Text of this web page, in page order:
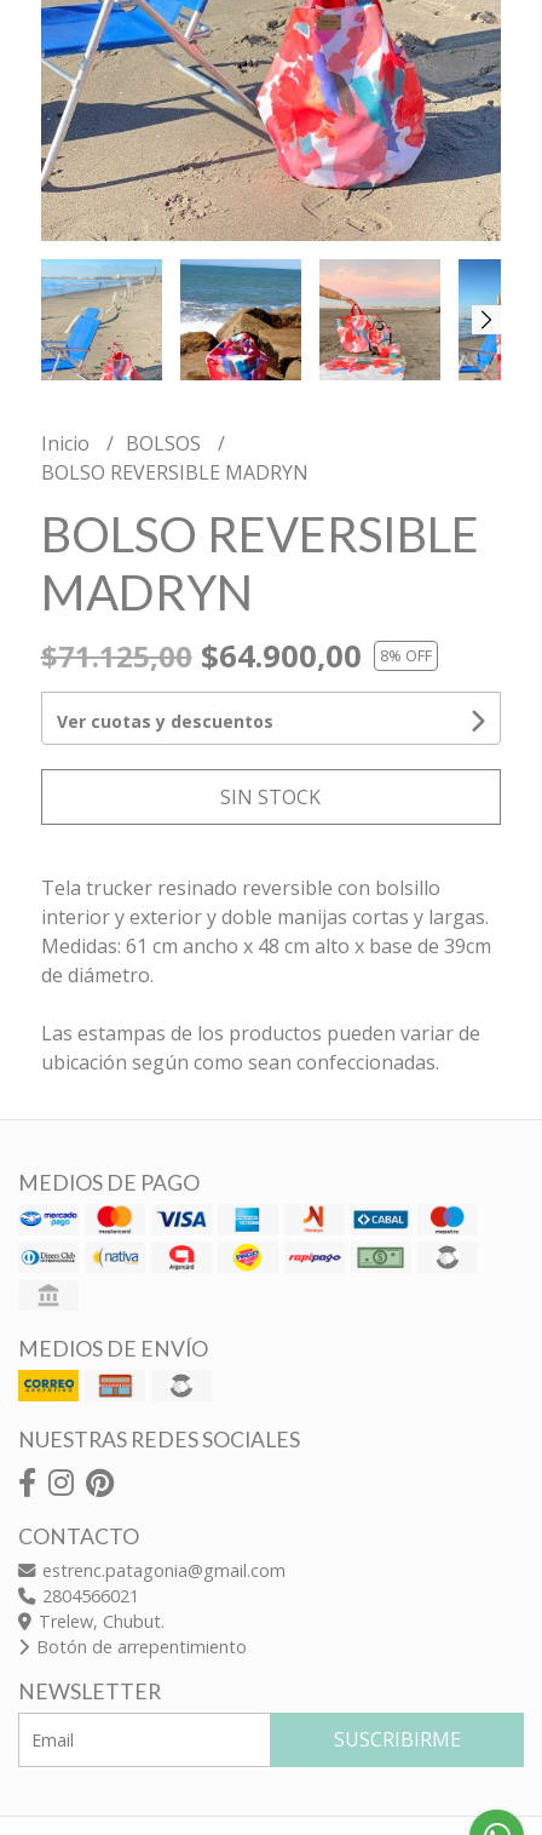
Inicio
BOLSOS
BOLSO REVERSIBLE MADRYN
BOLSO REVERSIBLE
MADRYN
$71.125,00$64.900,00 8% OFF
Ver cuotas y descuentos
SIN STOCK
Tela trucker resinado reversible con bolsillo
interior y exterior y doble manijas cortas y largas.
Medidas: 61 cm ancho x 48 cm alto x base de 39cm
de diámetro.
Las estampas de los productos pueden variar de
ubicación según como sean confeccionadas.
MEDIOS DE PAGO
MEDIOS DE ENVÍO
NUESTRAS REDES SOCIALES
CONTACTO
estrenc.patagonia@gmail.com
2804566021
Trelew, Chubut.
Botón de arrepentimiento
NEWSLETTER
SUSCRIBIRME